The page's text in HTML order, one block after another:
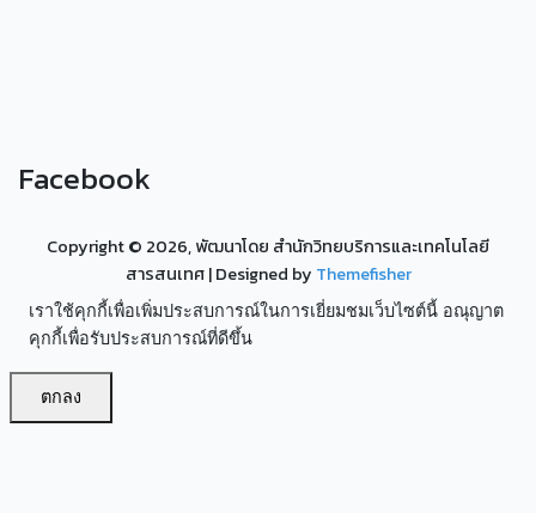
Facebook
Copyright © 2026, พัฒนาโดย สำนักวิทยบริการและเทคโนโลยี
สารสนเทศ| Designed by Themefisher
เราใช้คุกกี้เพื่อเพิ่มประสบการณ์ในการเยี่ยมชมเว็บไซต์นี้ อณุญาต
คุกกี้เพื่อรับประสบการณ์ที่ดีขึ้น
ตกลง